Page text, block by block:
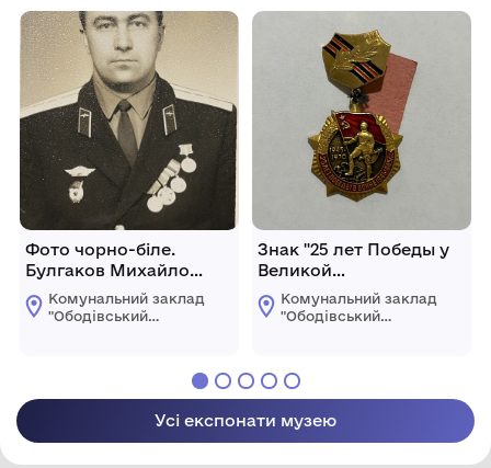
сільської ради
Фото чорно-біле.
Булгаков Михайло
Михайлович
Комунальний заклад
"Ободівський
сільської ради
Знак "25 лет Победы у
Великой
Отечественной Войне
1941-1945гг."
Комунальний заклад
"Ободівський
Усі експонати музею